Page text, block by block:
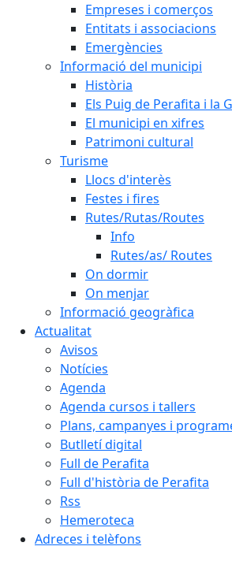
Empreses i comerços
Entitats i associacions
Emergències
Informació del municipi
Història
Els Puig de Perafita i la
El municipi en xifres
Patrimoni cultural
Turisme
Llocs d'interès
Festes i fires
Rutes/Rutas/Routes
Info
Rutes/as/ Routes
On dormir
On menjar
Informació geogràfica
Actualitat
Avisos
Notícies
Agenda
Agenda cursos i tallers
Plans, campanyes i
Butlletí digital
Full de Perafita
Full d'història de Perafita
Rss
Hemeroteca
Adreces i telèfons